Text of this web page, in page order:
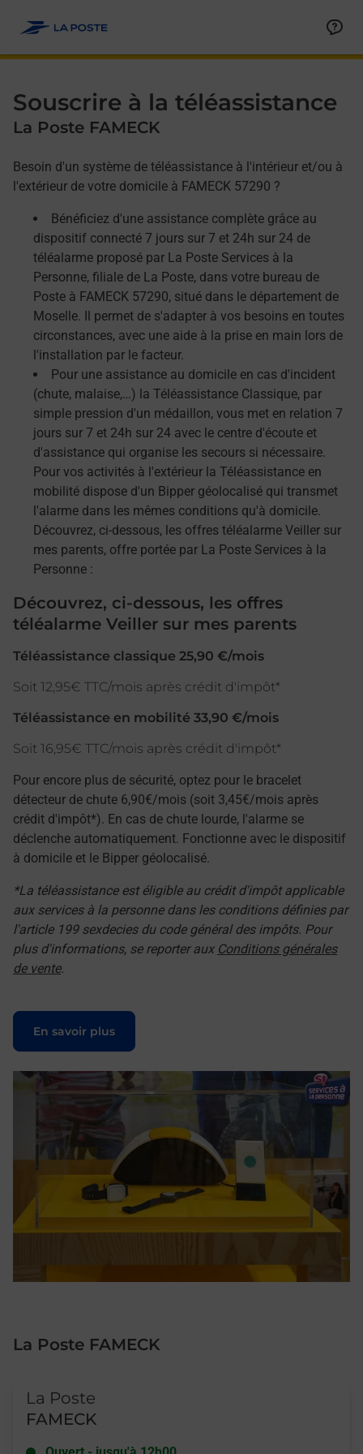
Souscrire à la téléassistance
La Poste FAMECK
Besoin d'un système de téléassistance à l'intérieur et/ou à
l'extérieur de votre domicile à FAMECK 57290 ?
Bénéficiez d'une assistance complète grâce au
dispositif connecté 7 jours sur 7 et 24h sur 24 de
téléalarme proposé par La Poste Services à la
Personne, filiale de La Poste, dans votre bureau de
Poste à FAMECK 57290, situé dans le département de
Moselle. Il permet de s'adapter à vos besoins en toutes
circonstances, avec une aide à la prise en main lors de
l'installation par le facteur.
Pour une assistance au domicile en cas d'incident
(chute, malaise,…) la Téléassistance Classique, par
simple pression d'un médaillon, vous met en relation 7
jours sur 7 et 24h sur 24 avec le centre d'écoute et
d'assistance qui organise les secours si nécessaire.
Pour vos activités à l'extérieur la Téléassistance en
mobilité dispose d'un Bipper géolocalisé qui transmet
l'alarme dans les mêmes conditions qu'à domicile.
Découvrez, ci-dessous, les offres téléalarme Veiller sur
mes parents, offre portée par La Poste Services à la
Personne :
Découvrez, ci-dessous, les offres
téléalarme Veiller sur mes parents
Téléassistance classique 25,90 €/mois
Soit 12,95€ TTC/mois après crédit d'impôt*
Téléassistance en mobilité 33,90 €/mois
Soit 16,95€ TTC/mois après crédit d'impôt*
Pour encore plus de sécurité, optez pour le bracelet
détecteur de chute 6,90€/mois (soit 3,45€/mois après
crédit d'impôt*). En cas de chute lourde, l'alarme se
déclenche automatiquement. Fonctionne avec le dispositif
à domicile et le Bipper géolocalisé.
*La téléassistance est éligible au crédit d'impôt applicable
aux services à la personne dans les conditions définies par
l'article 199 sexdecies du code général des impôts. Pour
plus d'informations, se reporter aux Conditions générales
de vente.
En savoir plus
Le lien s'ouvre dans un nouvel onglet
La Poste FAMECK
La Poste
FAMECK